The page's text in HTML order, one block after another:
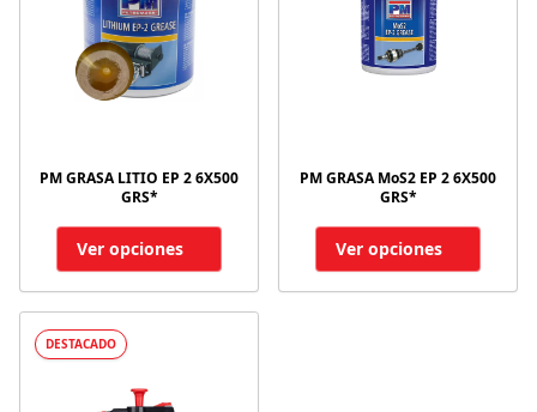
PM GRASA LITIO EP 2 6X500
GRS*
Ver opciones
PM GRASA MoS2 EP 2 6X500
GRS*
Ver opciones
DESTACADO